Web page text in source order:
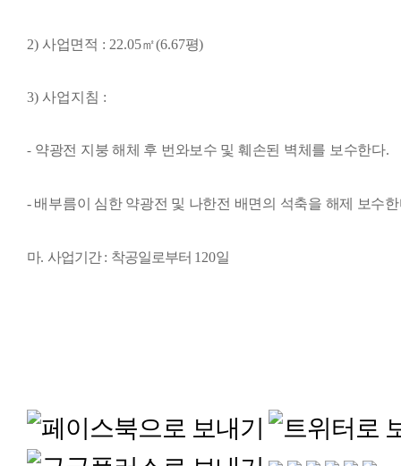
2) 사업면적 : 22.05㎡(6.67평)
3) 사업지침 :
- 약광전 지붕 해체 후 번와보수 및 훼손된 벽체를 보수한다.
- 배부름이 심한 약광전 및 나한전 배면의 석축을 해제 보수
마. 사업기간: 착공일로부터 120일